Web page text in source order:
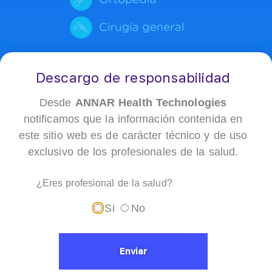
eliminación de los componentes celulares preservando la
favoreciendo el correcto aislamiento de los tejidos.
Diseñado a partir de tejido biológico, sus propiedades nativas
Descargo de responsabilidad
Desde ANNAR Health Technologies
notificamos que la información contenida en
este sitio web es de carácter técnico y de uso
exclusivo de los profesionales de la salud.
¿Eres profesional de la salud?
Si No
Enviar